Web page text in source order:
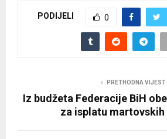
PODIJELI 0
PRETHODNA VIJEST
Iz budžeta Federacije BiH
za isplatu martovskih